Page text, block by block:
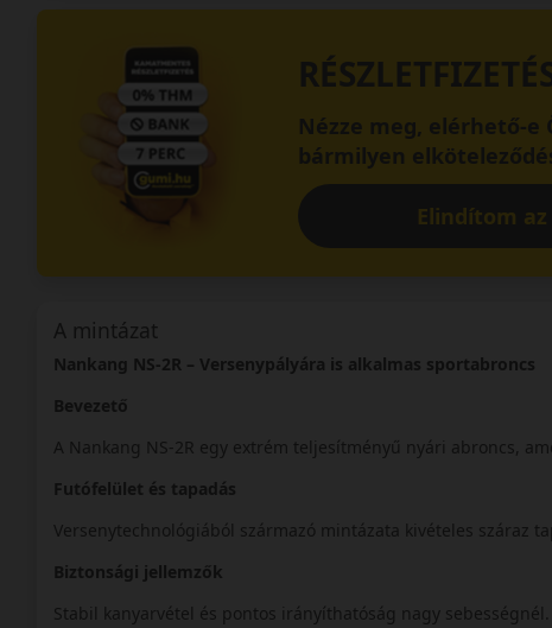
Nézze meg, elérhető-e
bármilyen
Elindítom
A mintázat
Nankang NS-2R – Versenypályára is alkalmas sportabroncs
Bevezető
A Nankang NS-2R egy extrém teljesítményű nyári abroncs,
Futófelület és tapadás
Versenytechnológiából származó mintázata kivételes száraz
Biztonsági jellemzők
Stabil kanyarvétel és pontos irányíthatóság nagy sebességnél.